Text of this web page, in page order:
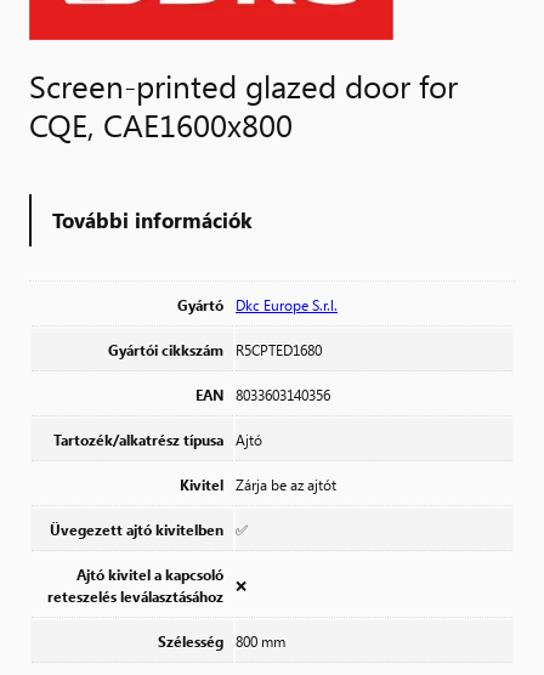
Screen-printed glazed door for
CQE, CAE1600x800
További információk
Gyártó Dkc Europe S.r.l.
Gyártói cikkszám R5CPTED1680
EAN 8033603140356
Tartozék/alkatrész típusa Ajtó
Kivitel Zárja be az ajtót
Üvegezett ajtó kivitelben ✅
Ajtó kivitel a kapcsoló
reteszelés leválasztásához
❌
Szélesség 800 mm